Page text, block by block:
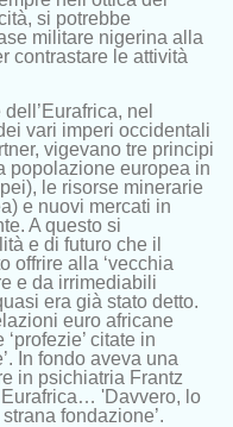
si potrebbe
militare nigerina alla
contrastare le attività
nel
vari imperi occidentali
vigevano tre principi
popolazione europea in
le risorse minerarie
e nuovi mercati in
A questo si
e di futuro che il
offrire alla ‘vecchia
e da irrimediabili
era già stato detto.
euro africane
citate in
In fondo aveva una
in psichiatria Frantz
'Davvero, lo
fondazione’.